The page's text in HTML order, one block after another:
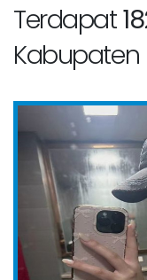
Terdapat
Kabupaten